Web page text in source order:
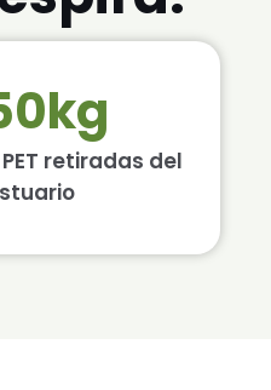
retiradas del